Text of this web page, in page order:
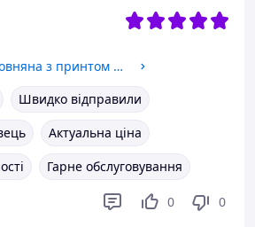
Футболка LOYS бавовняна з принтом PORSCHE порш y2k Art.001 M
Швидко відправили
Актуальна ціна
Гарне обслуговування
0 0